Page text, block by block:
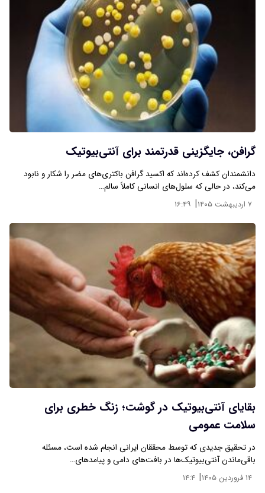
گرافن، جایگزینی قدرتمند برای آنتی‌بیوتیک
دانشمندان کشف کرده‌اند که اکسید گرافن باکتری‌های مضر را شکار و نابود
می‌کند، در حالی که سلول‌های انسانی کاملاً سالم…
۷ اردیبهشت ۱۴۰۵ | ۱۶:۴۹
بقایای آنتی‌بیوتیک در گوشت؛ زنگ خطری برای
سلامت عمومی
در تحقیق جدیدی که توسط محققان ایرانی انجام شده است، مسئله
باقی‌ماندن آنتی‌بیوتیک‌ها در بافت‌های دامی و پیامدهای…
۱۴ فروردین ۱۴۰۵ | ۱۴:۴